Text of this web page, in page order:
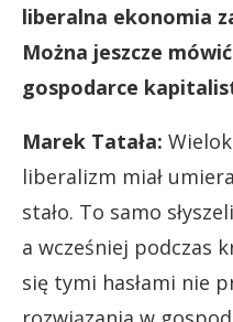
liberalna ekonomia
Można jeszcze
gospodarce
Marek Tatała:
liberalizm miał
stało. To samo
a wcześniej podczas
się tymi hasłami nie